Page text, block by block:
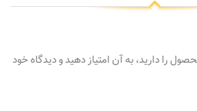
را دارید، به آن امتیاز دهید و دیدگاه خود